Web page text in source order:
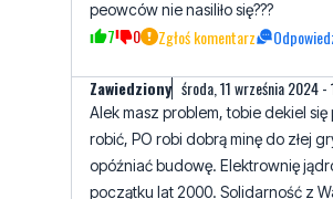
Zawiedziony środa, 11 września 2024 -
Alek masz problem, tobie dekiel się
opóźniać budowę. Elektrownię
początku lat 2000. Solidarność z
atom i elektrownia powstała w
9 2 Zgłoś komentarz